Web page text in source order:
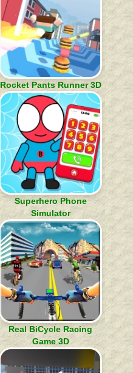
Rocket Pants Runner 3D
Superhero Phone
Simulator
Real BiCycle Racing
Game 3D